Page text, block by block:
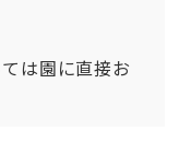
は園に直接お